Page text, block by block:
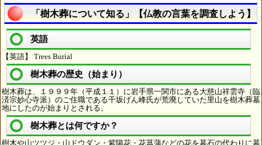
「樹木葬について知る」【仏教の言葉を調査しよう】
英語
【英語】 Trees Burial
樹木葬の歴史（始まり）
樹木葬は、１９９９年（平成１１）に岩手県一関市にある大慈山祥雲寺（臨
済宗妙心寺派）のご住職である千坂げん峰氏が荒廃していた里山を樹木葬墓
地にしたのが始まりとされる。
樹木葬とは何ですか？
樹木や山ツツジ・山ドウダン・紫陽花・花菖蒲などの花を墓石の代わりに墓